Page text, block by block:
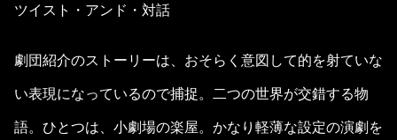
ツイスト・アンド・対話
劇団紹介のストーリーは、おそらく意図して的を射ていな
い表現になっているので捕捉。二つの世界が交錯する物
語。ひとつは、小劇場の楽屋。かなり軽薄な設定の演劇を